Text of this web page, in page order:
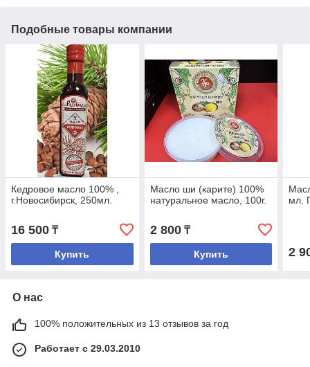
Подобные товары компании
Кедровое масло 100% ,
г.Новосибирск, 250мл.
16 500 ₸
Купить
Масло ши (карите) 100%
натуральное масло, 100г.
2 800₸
Купить
мл.
2
О нас
100% положительных из 13 отзывов за год
Работает с 29.03.2010